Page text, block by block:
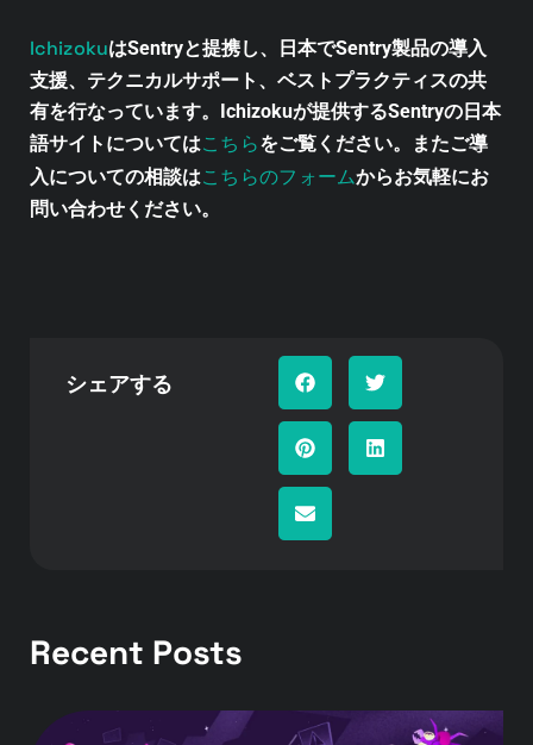
IchizokuはSentryと提携し、日本でSentry製品の導入
支援、テクニカルサポート、ベストプラクティスの共
有を行なっています。Ichizokuが提供するSentryの日本
語サイトについてはこちらをご覧ください。またご導
入についての相談はこちらのフォームからお気軽にお
問い合わせください。
シェアする
Recent Posts